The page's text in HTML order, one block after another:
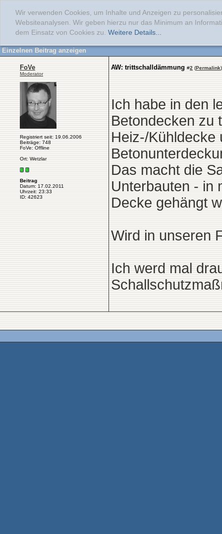
Wir verwenden Cookies, um Inhalte und Anzeigen zu
Websiteanalysen. Wir geben hierzu nur das Minimum an
dem Einsatz von Cookies zu. Weitere Details...
Einzelnen Beitrag anzeigen
FoVe
Moderator
Registriert seit: 19.06.2006
Beiträge: 748
FoVe: Offline
Ort: Wetzlar
Beitrag
Datum: 17.02.2011
Uhrzeit: 23:33
ID: 42623
AW: trittschalldämmung #2 (Permalink)
Ich habe in den
Betondecken zu
Heiz-/Kühldecke
Das macht die
Unterbauten - in
Decke gehängt
Wird in unseren
Ich werd mal